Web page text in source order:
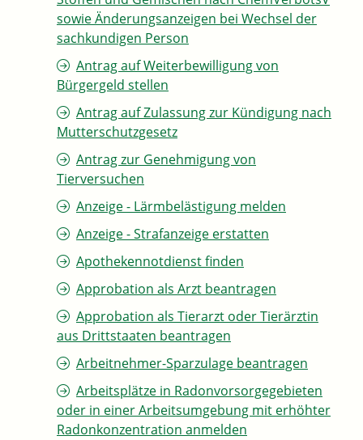
sowie Änderungsanzeigen bei Wechsel der
sachkundigen Person
Antrag auf Weiterbewilligung von
Bürgergeld stellen
Antrag auf Zulassung zur Kündigung nach
Mutterschutzgesetz
Antrag zur Genehmigung von
Tierversuchen
Anzeige - Lärmbelästigung melden
Anzeige - Strafanzeige erstatten
Apothekennotdienst finden
Approbation als Arzt beantragen
Approbation als Tierarzt oder Tierärztin
aus Drittstaaten beantragen
Arbeitnehmer-Sparzulage beantragen
Arbeitsplätze in Radonvorsorgegebieten
oder in einer Arbeitsumgebung mit erhöhter
Radonkonzentration anmelden